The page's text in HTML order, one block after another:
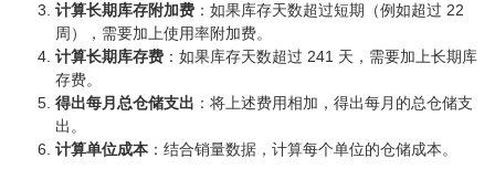
计算长期库存附加费 ：如果库存天数超过短期（例如超过 22
周），需要加上使用率附加费。
计算长期库存费 ：如果库存天数超过 241 天，需要加上长期库
存费。
得出每月总仓储支出 ：将上述费用相加，得出每月的总仓储支
出。
计算单位成本 ：结合销量数据，计算每个单位的仓储成本。